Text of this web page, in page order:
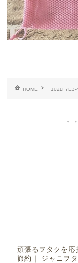
HOME 1021F7E3-
頑張るヲタクを
節約｜ ジャニヲ